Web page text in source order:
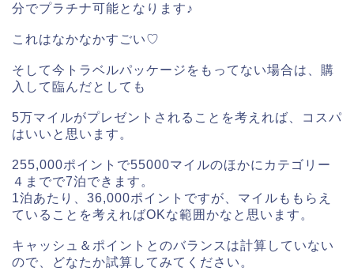
分でプラチナ可能となります♪
これはなかなかすごい♡
そして今トラベルパッケージをもってない場合は、購
入して臨んだとしても
5万マイルがプレゼントされることを考えれば、コスパ
はいいと思います。
255,000ポイントで55000マイルのほかにカテゴリー
４までで7泊できます。
1泊あたり、36,000ポイントですが、マイルももらえ
ていることを考えればOKな範囲かなと思います。
キャッシュ＆ポイントとのバランスは計算していない
ので、どなたか試算してみてください。